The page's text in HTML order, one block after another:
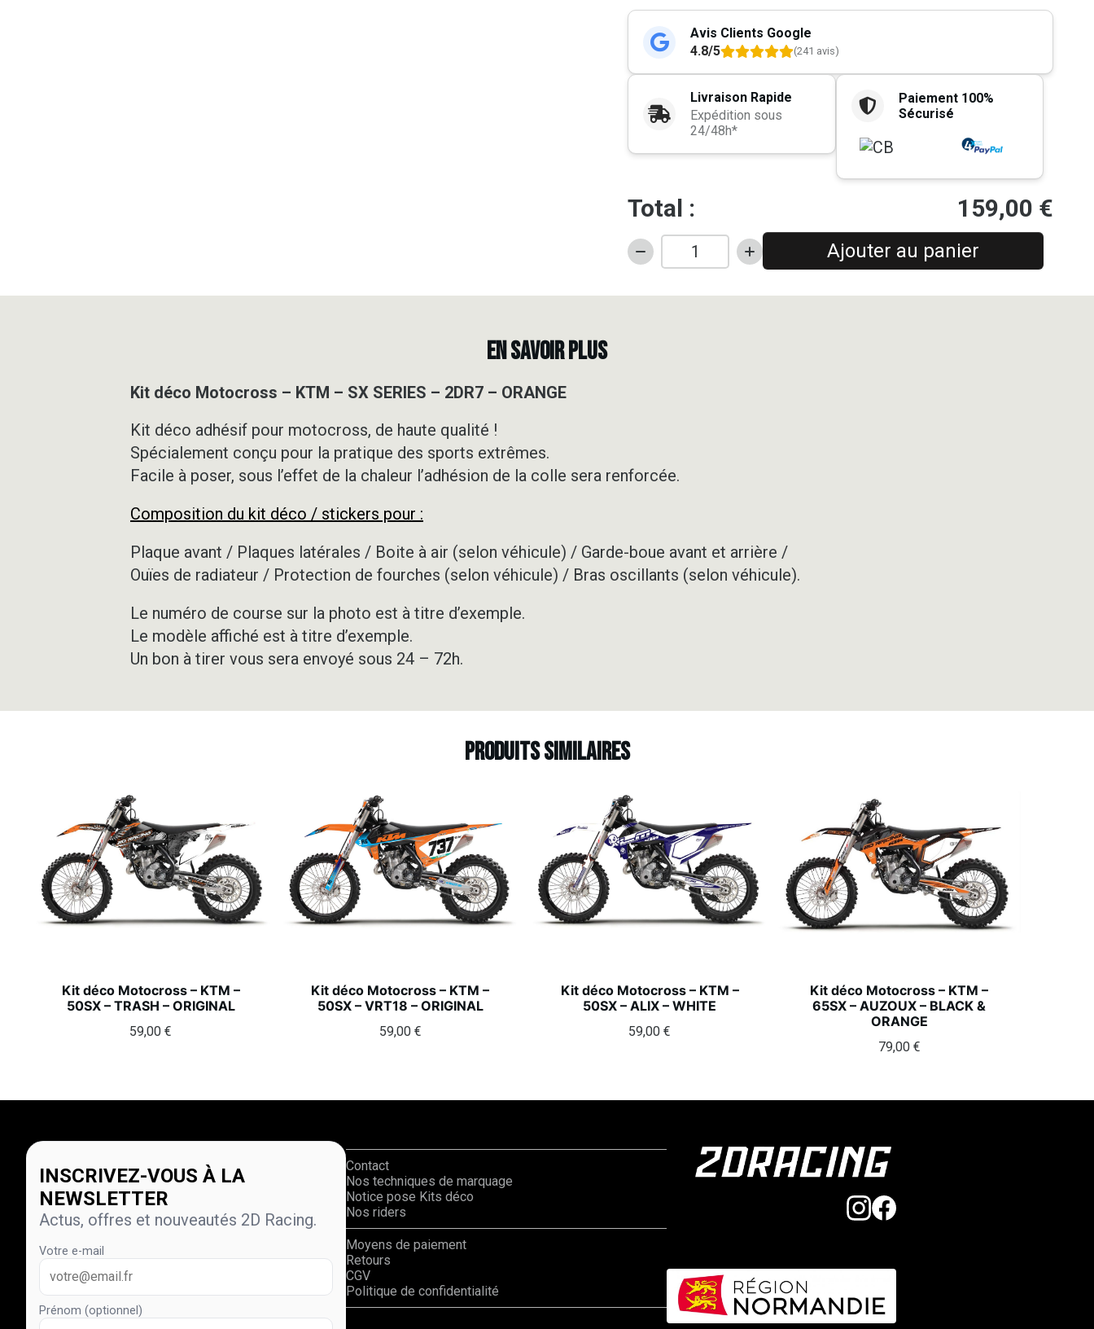
Avis Clients Google
4.8/5
(241 avis)
Livraison Rapide
Expédition sous
24/48h*
Paiement 100%
Sécurisé
Total : 159,00 €
quantité
Kit
2DR7
Ajouter au panier
EN SAVOIR PLUS
Kit déco Motocross – KTM – SX SERIES – 2DR7 – ORANGE
Kit déco adhésif pour motocross, de haute qualité !
Spécialement conçu pour la pratique des sports extrêmes.
Facile à poser, sous l’effet de la chaleur l’adhésion de la colle sera renforcée.
Composition du kit déco / stickers pour :
Plaque avant / Plaques latérales / Boite à air (selon véhicule) / Garde-boue avant et arrière /
Ouïes de radiateur / Protection de fourches (selon véhicule) / Bras oscillants (selon véhicule).
Le numéro de course sur la photo est à titre d’exemple.
Le modèle affiché est à titre d’exemple.
Un bon à tirer vous sera envoyé sous 24 – 72h.
Produits similaires
Kit déco Motocross – KTM –
50SX – TRASH – ORIGINAL
59,00€
Kit déco Motocross – KTM –
50SX – VRT18 – ORIGINAL
59,00 €
Kit déco Motocross – KTM –
50SX – ALIX – WHITE
59,00€
Kit déco Motocross – KTM –
65SX – AUZOUX – BLACK &
ORANGE
79,00 €
INSCRIVEZ-VOUS À LA
NEWSLETTER
Actus, offres et nouveautés 2D Racing.
Votre e-mail
Prénom (optionnel)
Contact
Nos techniques de marquage
Notice pose Kits déco
Nos riders
Moyens de paiement
Retours
CGV
Politique de confidentialité